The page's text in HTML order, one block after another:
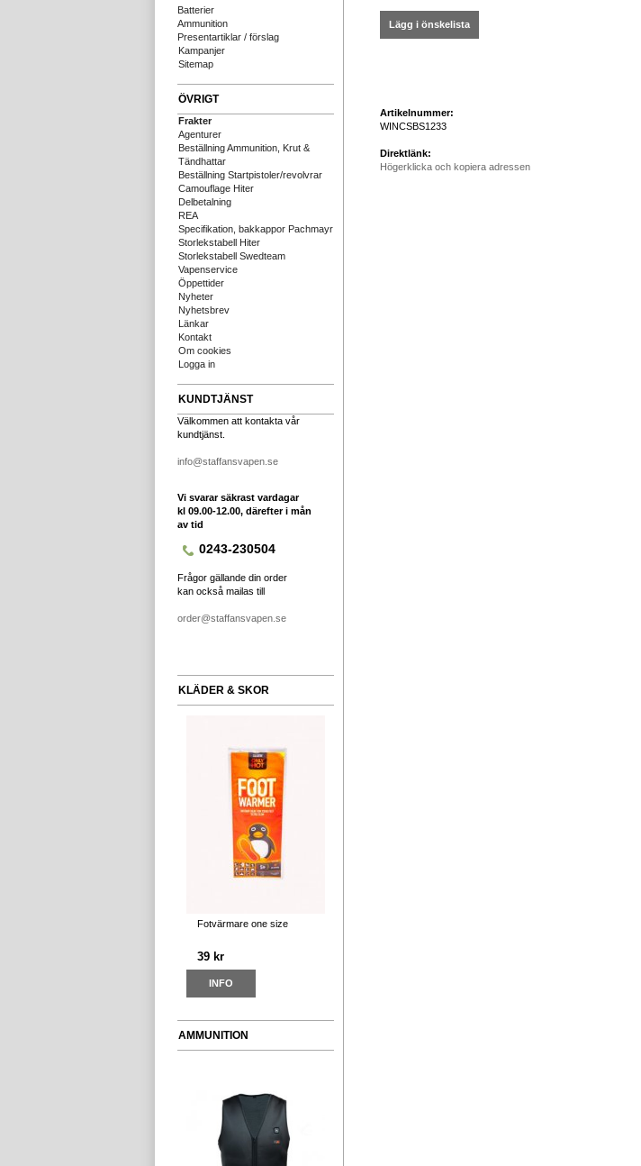
Batterier
Ammunition
Presentartiklar / förslag
Kampanjer
Sitemap
ÖVRIGT
Frakter
Agenturer
Beställning Ammunition, Krut &
Tändhattar
Beställning Startpistoler/revolvrar
Camouflage Hiter
Delbetalning
REA
Specifikation, bakkappor Pachmayr
Storlekstabell Hiter
Storlekstabell Swedteam
Vapenservice
Öppettider
Nyheter
Nyhetsbrev
Länkar
Kontakt
Om cookies
Logga in
KUNDTJÄNST
Välkommen att kontakta vår
kundtjänst.
info@staffansvapen.se
Vi svarar säkrast vardagar
kl 09.00-12.00, därefter i mån
av tid
0243-230504
Frågor gällande din order
kan också mailas till
order@staffansvapen.se
KLÄDER & SKOR
Fotvärmare one size
39 kr
INFO
AMMUNITION
Lägg i önskelista
Artikelnummer:
WINCSBS1233
Direktlänk:
Högerklicka och kopiera adressen